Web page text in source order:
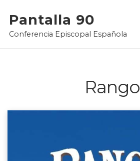
content
Pantalla 90
Conferencia Episcopal Española
Rango